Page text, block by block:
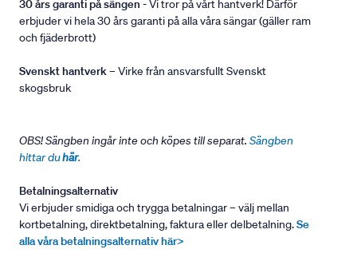
30 års garanti på sängen - Vi tror på vårt hantverk! Därför
erbjuder vi hela 30 års garanti på alla våra sängar (gäller ram
och fjäderbrott)
Svenskt hantverk– Virke från ansvarsfullt Svenskt
skogsbruk
OBS! Sängben ingår inte och köpes till separat. Sängben
hittar duhär.
Betalningsalternativ
Vi erbjuder smidiga och trygga betalningar – välj mellan
kortbetalning, direktbetalning, faktura eller delbetalning.Se
alla våra betalningsalternativ här>